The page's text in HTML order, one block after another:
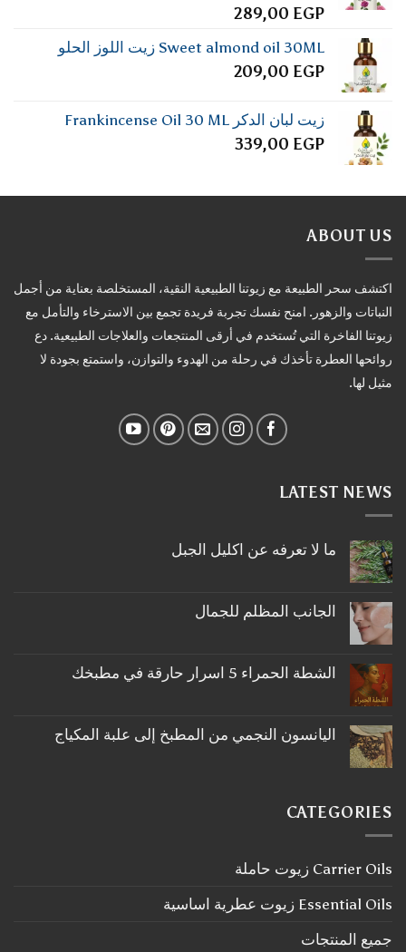
تم
4.00من
5
289,00 EGP
Sweet almond oil 30ML زيت اللوز الحلو
209,00 EGP
زيت لبان الدكر Frankincense Oil 30 ML
339,00 EGP
ABOUT US
اكتشف سحر الطبيعة مع زيوتنا الطبيعية النقية، المستخلصة بعناية من أجمل
النباتات والزهور. امنح نفسك تجربة فريدة تجمع بين الاسترخاء والتأمل مع
زيوتنا الفاخرة التي تُستخدم في أرقى المنتجعات والعلاجات الطبيعية. دع
روائحها العطرة تأخذك في رحلة من الهدوء والتوازن، واستمتع بجودة لا
مثيل لها.
LATEST NEWS
ما لا تعرفه عن اكليل الجبل
على
ما
اكليل
الجبل
الجانب المظلم للجمال
على
الجانب
الشطة الحمراء 5 اسرار حارقة في مطبخك
على
الشطة
في
مطبخك
اليانسون النجمي من المطبخ إلى علبة المكياج
اليانسون
النجمي
علبة
المكياج
CATEGORIES
Carrier Oils زيوت حاملة
Essential Oils زيوت عطرية اساسية
جميع المنتجات